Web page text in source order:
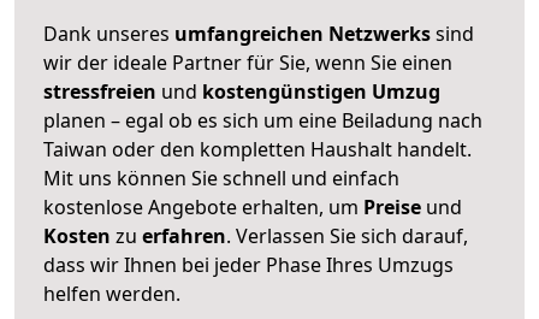
Dank unseres umfangreichen Netzwerkssind
wir der ideale Partner für Sie, wenn Sie einen
stressfreien und kostengünstigen Umzug
planen – egal ob es sich um eine Beiladung nach
Taiwan oder den kompletten Haushalt handelt.
Mit uns können Sie schnell und einfach
kostenlose Angebote erhalten, um Preise und
Kosten zu erfahren. Verlassen Sie sich darauf,
dass wir Ihnen bei jeder Phase Ihres Umzugs
helfen werden.